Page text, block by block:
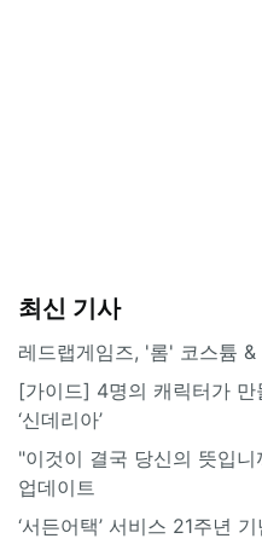
최신 기사
레드랩게임즈, '롬' 코스튬
[가이드] 4명의 캐릭터가
‘신데리아’
"이것이 결국 당신의 뜻입니
업데이트
‘서든어택’ 서비스 21주년